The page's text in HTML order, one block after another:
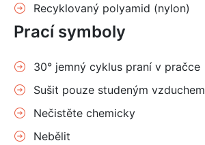
Recyklovaný polyamid (nylon)
Prací symboly
30° jemný cyklus praní v pračce
Sušit pouze studeným vzduchem
Nečistěte chemicky
Nebělit